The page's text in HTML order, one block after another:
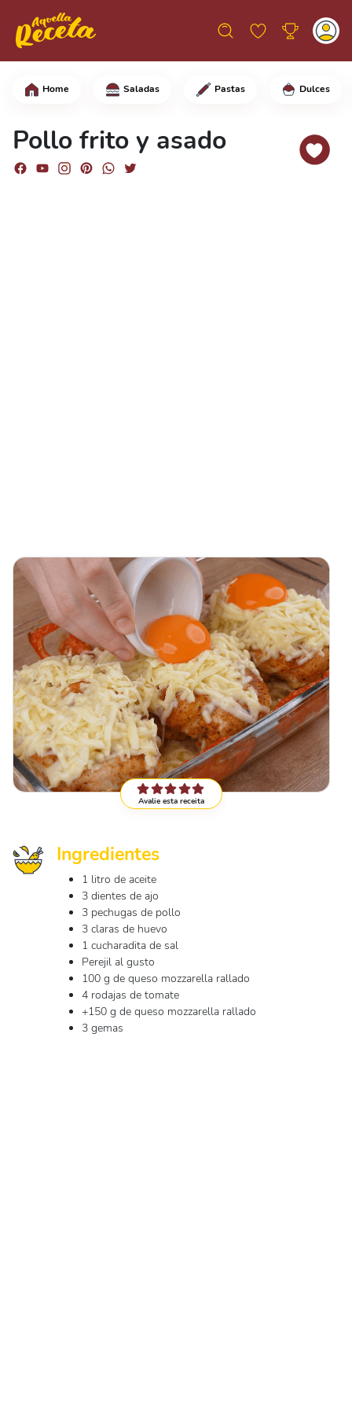
Home Saladas Pastas Dulces
Pollo frito y asado
Sazona las pechugas de pollo con
Avalie esta receita
Ingredientes
1 litro de aceite
3 dientes de ajo
3 pechugas de pollo
3 claras de huevo
1 cucharadita de sal
Perejil al gusto
100 g de queso mozzarella rallado
4 rodajas de tomate
+150 g de queso mozzarella rallado
3 gemas